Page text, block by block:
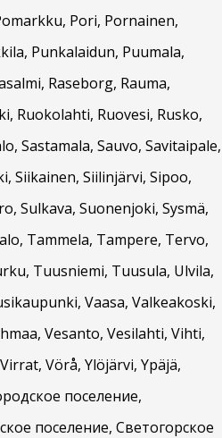
Pori, Pornainen,
Punkalaidun, Puumala,
Raseborg, Rauma,
Ruokolahti, Ruovesi, Rusko,
Sastamala, Sauvo, Savitaipale,
Siikainen, Siilinjärvi, Sipoo,
Sulkava, Suonenjoki, Sysmä,
Tammela, Tampere, Tervo,
Tuusniemi, Tuusula, Ulvila,
Vaasa, Valkeakoski,
Vesanto, Vesilahti, Vihti,
Vörå, Ylöjärvi, Ypäjä,
поселение,
поселение, Светогорское